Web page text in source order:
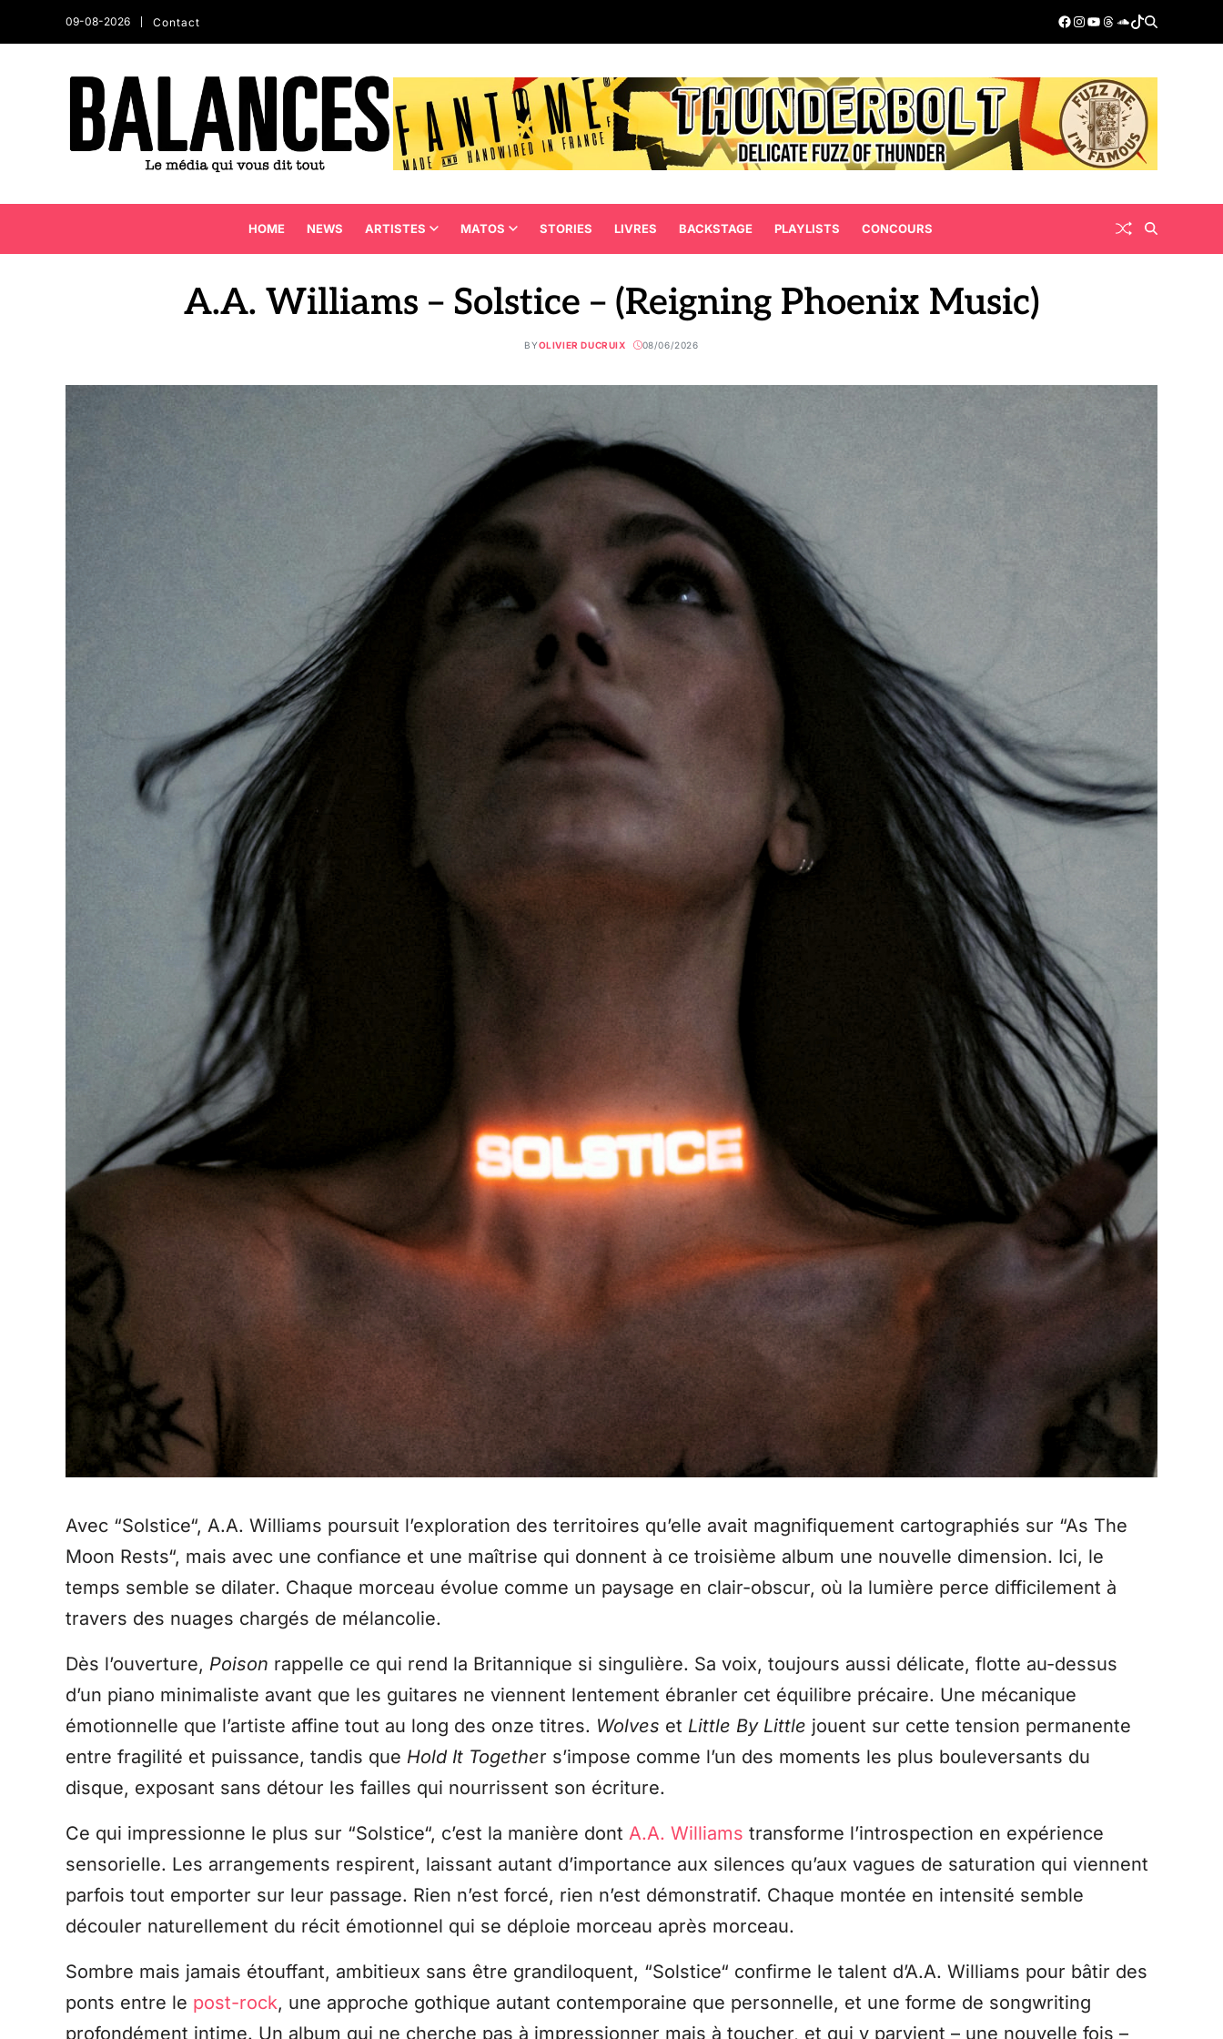
09-08-2026 Contact
HOME NEWS ARTISTES MATOS STORIES LIVRES BACKSTAGE PLAYLISTS CONCOURS
A.A. Williams – Solstice – (Reigning Phoenix Music)
BYOLIVIER DUCRUIX 08/06/2026
Avec “Solstice“, A.A. Williams poursuit l’exploration des territoires qu’elle avait magnifiquement cartographiés sur “As The
Moon Rests“, mais avec une confiance et une maîtrise qui donnent à ce troisième album une nouvelle dimension. Ici, le
temps semble se dilater. Chaque morceau évolue comme un paysage en clair-obscur, où la lumière perce difficilement à
travers des nuages chargés de mélancolie.
Dès l’ouverture, Poison rappelle ce qui rend la Britannique si singulière. Sa voix, toujours aussi délicate, flotte au-dessus
d’un piano minimaliste avant que les guitares ne viennent lentement ébranler cet équilibre précaire. Une mécanique
émotionnelle que l’artiste affine tout au long des onze titres. Wolves et Little By Little jouent sur cette tension permanente
entre fragilité et puissance, tandis que Hold It Together s’impose comme l’un des moments les plus bouleversants du
disque, exposant sans détour les failles qui nourrissent son écriture.
Ce qui impressionne le plus sur “Solstice“, c’est la manière dont A.A. Williams transforme l’introspection en expérience
sensorielle. Les arrangements respirent, laissant autant d’importance aux silences qu’aux vagues de saturation qui viennent
parfois tout emporter sur leur passage. Rien n’est forcé, rien n’est démonstratif. Chaque montée en intensité semble
découler naturellement du récit émotionnel qui se déploie morceau après morceau.
Sombre mais jamais étouffant, ambitieux sans être grandiloquent, “Solstice“ confirme le talent d’A.A. Williams pour bâtir des
ponts entre le post-rock, une approche gothique autant contemporaine que personnelle, et une forme de songwriting
profondément intime. Un album qui ne cherche pas à impressionner mais à toucher, et qui y parvient – une nouvelle fois –